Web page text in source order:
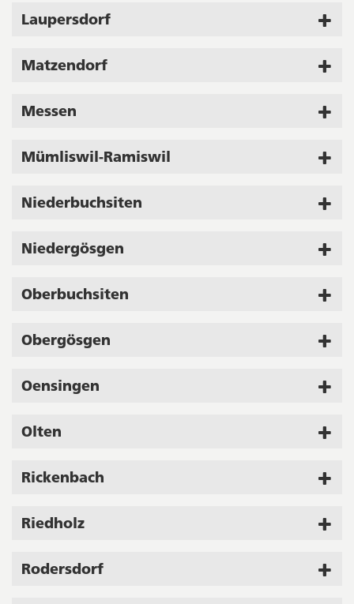
Laupersdorf
Matzendorf
Messen
Mümliswil-Ramiswil
Niederbuchsiten
Niedergösgen
Oberbuchsiten
Obergösgen
Oensingen
Olten
Rickenbach
Riedholz
Rodersdorf